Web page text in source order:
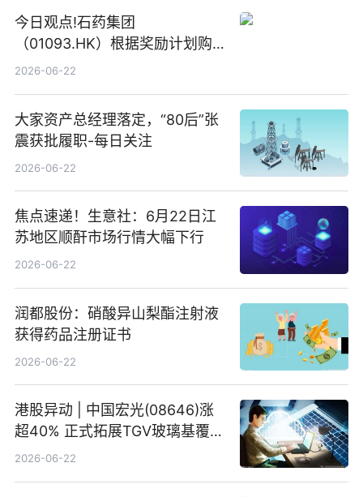
今日观点!石药集团
（01093.HK）根据奖励计划购
回580万股
2026-06-22
大家资产总经理落定，“80后”张
震获批履职-每日关注
2026-06-22
焦点速递！生意社：6月22日江
苏地区顺酐市场行情大幅下行
2026-06-22
润都股份：硝酸异山梨酯注射液
获得药品注册证书
2026-06-22
港股异动 | 中国宏光(08646)涨
超40% 正式拓展TGV玻璃基覆铜
板新材料业务
2026-06-22